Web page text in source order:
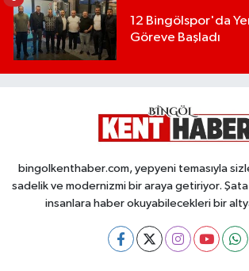
12 Bingölspor'da
Göreve Başladı
bingolkenthaber.com, yepyeni temasıyla
sadelik ve modernizmi bir araya getiriyor.
insanlara haber okuyabilecekleri bir